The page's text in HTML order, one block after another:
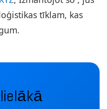
tīklam, kas